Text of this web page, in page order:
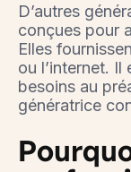
D’autres
conçues pour
Elles
ou l’internet. Il
besoins au
génératrice